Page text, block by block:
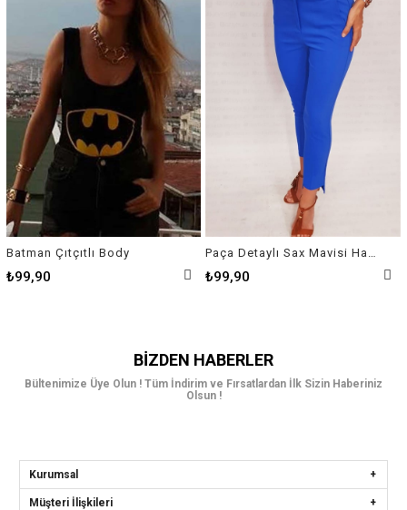
Batman Çıtçıtlı Body
₺99,90 ₺99,90
BIZDEN HABERLER
Bültenimize Üye Olun ! Tüm İndirim ve Fırsatlardan İlk Sizin Haberiniz
Olsun !
Kurumsal
Müşteri İlişkileri